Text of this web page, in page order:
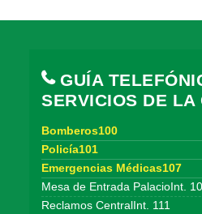
GUÍA
SERVICIOS DE LA
Bomberos100
Policía101
Emergencias Médicas107
Mesa de Entrada PalacioInt.
Reclamos CentralInt. 111